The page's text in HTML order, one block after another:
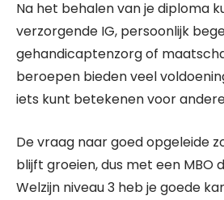
Na het behalen van je diploma
verzorgende IG, persoonlijk
gehandicaptenzorg of
beroepen bieden veel
iets kunt betekenen voor
De vraag naar goed opgeleide
blijft groeien, dus met een MBO
Welzijn niveau 3 heb je goede